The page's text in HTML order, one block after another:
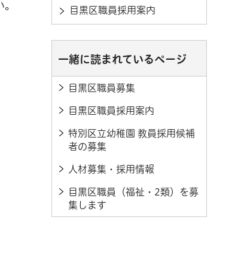
目黒区職員採用案内
一緒に読まれているページ
目黒区職員募集
目黒区職員採用案内
特別区立幼稚園 教員採用候補
者の募集
人材募集・採用情報
目黒区職員（福祉・2類）を募
集します